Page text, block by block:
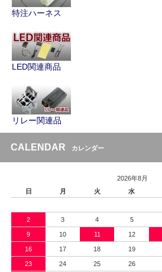
特注ハーネス
LED関連商品
リレー関連品
CALENDAR カレンダー
2026年8月
日
月 火 水
2 3 4 5
9 10 11 12
16 17 18 19
23 24 25 26